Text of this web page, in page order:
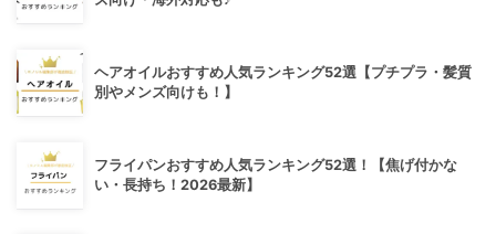
ヘアオイルおすすめ人気ランキング52選【プチプラ・髪質
別やメンズ向けも！】
フライパンおすすめ人気ランキング52選！【焦げ付かな
い・長持ち！2026最新】